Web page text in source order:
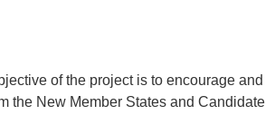
of the project is to encourage
the New Member States and